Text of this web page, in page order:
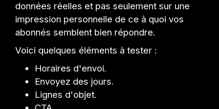
données réelles et pas seulement sur une
impression personnelle de ce à quoi vos
abonnés semblent bien répondre.
Voici quelques éléments à tester :
Horaires d'envoi.
Envoyez des jours.
Lignes d'objet.